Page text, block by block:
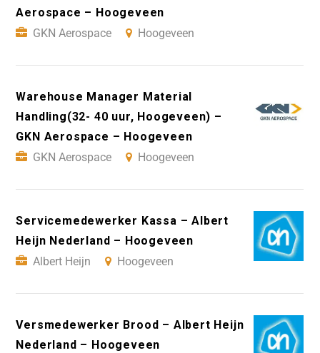
Aerospace – Hoogeveen
GKN Aerospace
Hoogeveen
Warehouse Manager Material
Handling(32- 40 uur, Hoogeveen) –
GKN Aerospace – Hoogeveen
GKN Aerospace
Hoogeveen
Servicemedewerker Kassa – Albert
Heijn Nederland – Hoogeveen
Albert Heijn
Hoogeveen
Versmedewerker Brood – Albert Heijn
Nederland – Hoogeveen